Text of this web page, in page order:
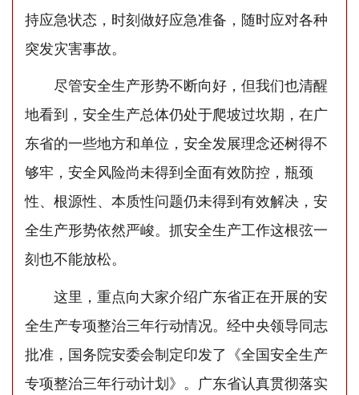
持应急状态，时刻做好应急准备，随时应对各种
突发灾害事故。
尽管安全生产形势不断向好，但我们也清醒
地看到，安全生产总体仍处于爬坡过坎期，在广
东省的一些地方和单位，安全发展理念还树得不
够牢，安全风险尚未得到全面有效防控，瓶颈
性、根源性、本质性问题仍未得到有效解决，安
全生产形势依然严峻。抓安全生产工作这根弦一
刻也不能放松。
这里，重点向大家介绍广东省正在开展的安
全生产专项整治三年行动情况。经中央领导同志
批准，国务院安委会制定印发了《全国安全生产
专项整治三年行动计划》。广东省认真贯彻落实